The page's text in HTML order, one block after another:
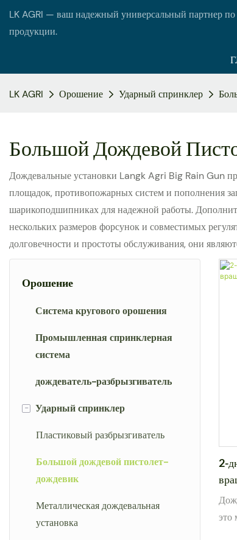
LK AGRI — ваш надежный универсальный партнер
продукции.
LK AGRI Орошение Ударный спринклер
Большой Дождевой
Дождевальные установки Langk Agri Big Rain Gun
площадок, противопожарных систем и пополнения
шарикоподшипниках для надежной работы.
нескольких размеров форсунок и совместимых
долговечности и простоты обслуживания, они
Орошение
Система кругового орошения
Промышленная спринклерная
система
дождеватель-разбрызгиватель
- Ударный спринклер
Пластиковый разбрызгиватель
Большой дождевой пистолет-
дождевик
Металлическая дождевальная
установка
2-
это